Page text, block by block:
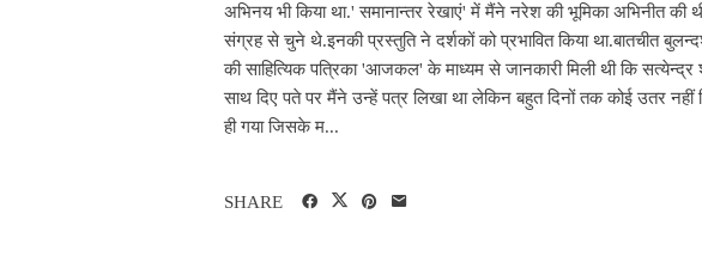
अभिनय भी किया था.' समानान्तर रेखाएं' में मैंने नरेश की भूमिका अभिनीत
संग्रह से चुने थे.इनकी प्रस्तुति ने दर्शकों को प्रभावित किया था.बातचीत
की साहित्यिक पत्रिका 'आजकल' के माध्यम से जानकारी मिली थी कि
साथ दिए पते पर मैंने उन्हें पत्र लिखा था लेकिन बहुत दिनों तक कोई उतर
ही गया जिसके म...
SHARE